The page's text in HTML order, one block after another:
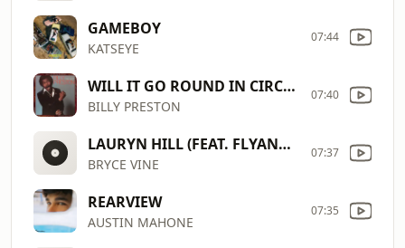
GAMEBOY
KATSEYE
07:44
WILL IT GO ROUND IN CIRCLES
BILLY PRESTON
07:40
LAURYN HILL (FEAT. FLYANA BOSS)
BRYCE VINE
07:37
REARVIEW
AUSTIN MAHONE
07:35